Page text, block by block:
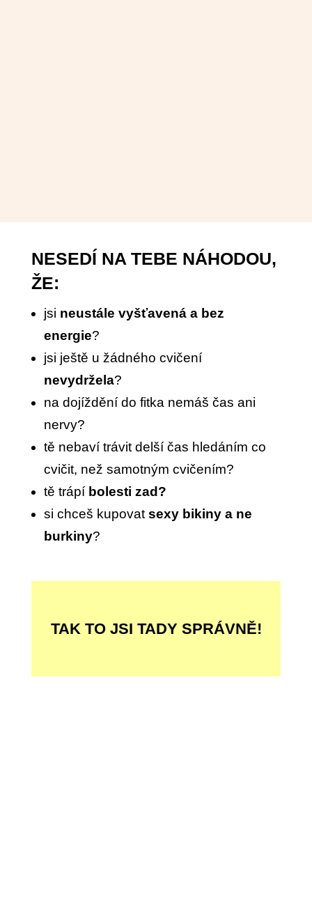
NESEDÍ NA TEBE NÁHODOU,
ŽE:
jsi neustále vyšťavená a bez
energie?
jsi ještě u žádného cvičení
nevydržela?
na dojíždění do fitka nemáš čas ani
nervy?
tě nebaví trávit delší čas hledáním co
cvičit, než samotným cvičením?
tě trápí bolesti zad?
si chceš kupovatsexy bikiny a ne
burkiny?
TAK TO JSI TADY SPRÁVNĚ!